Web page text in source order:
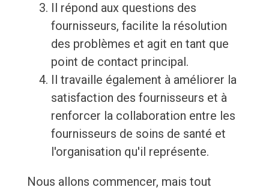
Il répond aux questions des
fournisseurs, facilite la résolution
des problèmes et agit en tant que
point de contact principal.
Il travaille également à améliorer la
satisfaction des fournisseurs et à
renforcer la collaboration entre les
fournisseurs de soins de santé et
l'organisation qu'il représente.
Nous allons commencer, mais tout